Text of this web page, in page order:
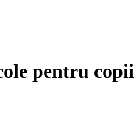
pentru copii